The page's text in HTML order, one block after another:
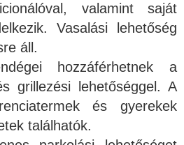
valamint saját
Vasalási lehetőség
áll.
hozzáférhetnek a
grillezési lehetőséggel. A
és gyerekek
találhatók.